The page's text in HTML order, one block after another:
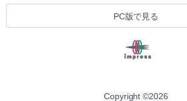
PC版で見る
Copyright ©2026